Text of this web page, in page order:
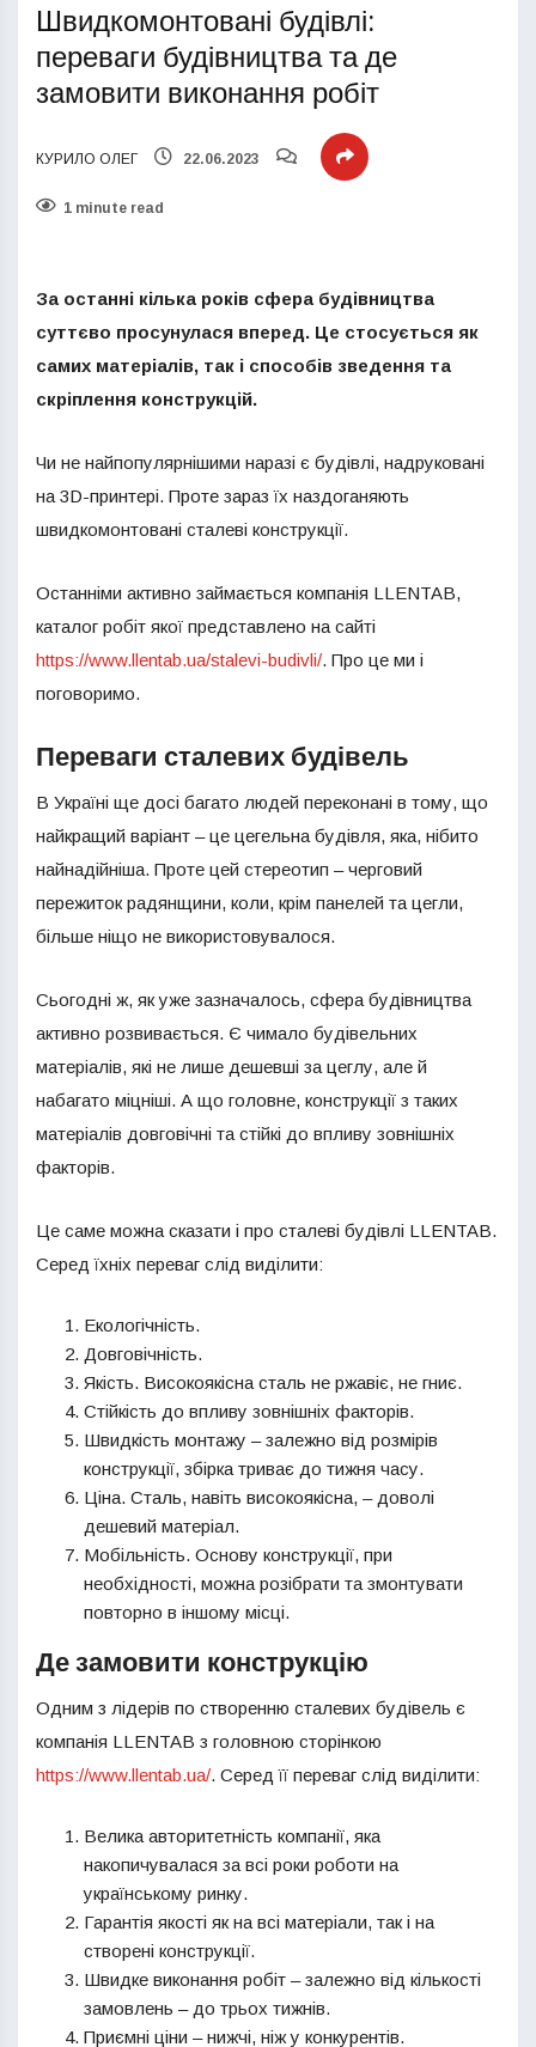
Швидкомонтовані будівлі:
переваги будівництва та де
замовити виконання робіт
КУРИЛО ОЛЕГ 22.06.2023
1 minute read
За останні кілька років сфера будівництва
суттєво просунулася вперед. Це стосується як
самих матеріалів, так і способів зведення та
скріплення конструкцій.
Чи не найпопулярнішими наразі є будівлі, надруковані
на 3D-принтері. Проте зараз їх наздоганяють
швидкомонтовані сталеві конструкції.
Останніми активно займається компанія LLENTAB,
каталог робіт якої представлено на сайті
https://www.llentab.ua/stalevi-budivli/. Про це ми і
поговоримо.
Переваги сталевих будівель
В Україні ще досі багато людей переконані в тому, що
найкращий варіант – це цегельна будівля, яка, нібито
найнадійніша. Проте цей стереотип – черговий
пережиток радянщини, коли, крім панелей та цегли,
більше ніщо не використовувалося.
Сьогодні ж, як уже зазначалось, сфера будівництва
активно розвивається. Є чимало будівельних
матеріалів, які не лише дешевші за цеглу, але й
набагато міцніші. А що головне, конструкції з таких
матеріалів довговічні та стійкі до впливу зовнішніх
факторів.
Це саме можна сказати і про сталеві будівлі LLENTAB.
Серед їхніх переваг слід виділити:
Екологічність.
Довговічність.
Якість. Високоякісна сталь не ржавіє, не гниє.
Стійкість до впливу зовнішніх факторів.
Швидкість монтажу – залежно від розмірів
конструкції, збірка триває до тижня часу.
Ціна. Сталь, навіть високоякісна, – доволі
дешевий матеріал.
Мобільність. Основу конструкції, при
необхідності, можна розібрати та змонтувати
повторно в іншому місці.
Де замовити конструкцію
Одним з лідерів по створенню сталевих будівель є
компанія LLENTAB з головною сторінкою
https://www.llentab.ua/. Серед її переваг слід виділити:
Велика авторитетність компанії, яка
накопичувалася за всі роки роботи на
українському ринку.
Гарантія якості як на всі матеріали, так і на
створені конструкції.
Швидке виконання робіт – залежно від кількості
замовлень – до трьох тижнів.
Приємні ціни – нижчі, ніж у конкурентів.